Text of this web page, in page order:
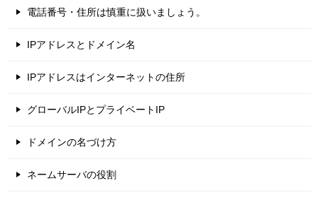
電話番号・住所は慎重に扱いましょう。
IPアドレスとドメイン名
IPアドレスはインターネットの住所
グローバルIPとプライベートIP
ドメインの名づけ方
ネームサーバの役割